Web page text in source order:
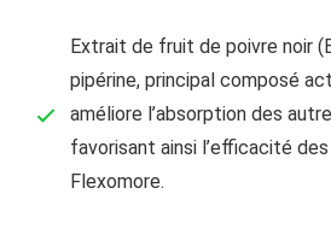
Extrait de fruit de poivre noir
pipérine, principal composé
améliore l’absorption des
favorisant ainsi l’efficacité
Flexomore.